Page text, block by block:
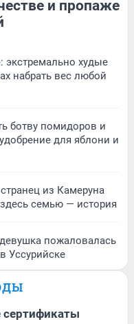
и пропаже
экстремально худые
набрать вес любой
ботву помидоров и
для яблони и
из Камеруна
семью — история
пожаловалась
Уссурийске
сертификаты